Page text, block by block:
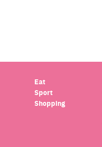
Eat
Sport
Shopping